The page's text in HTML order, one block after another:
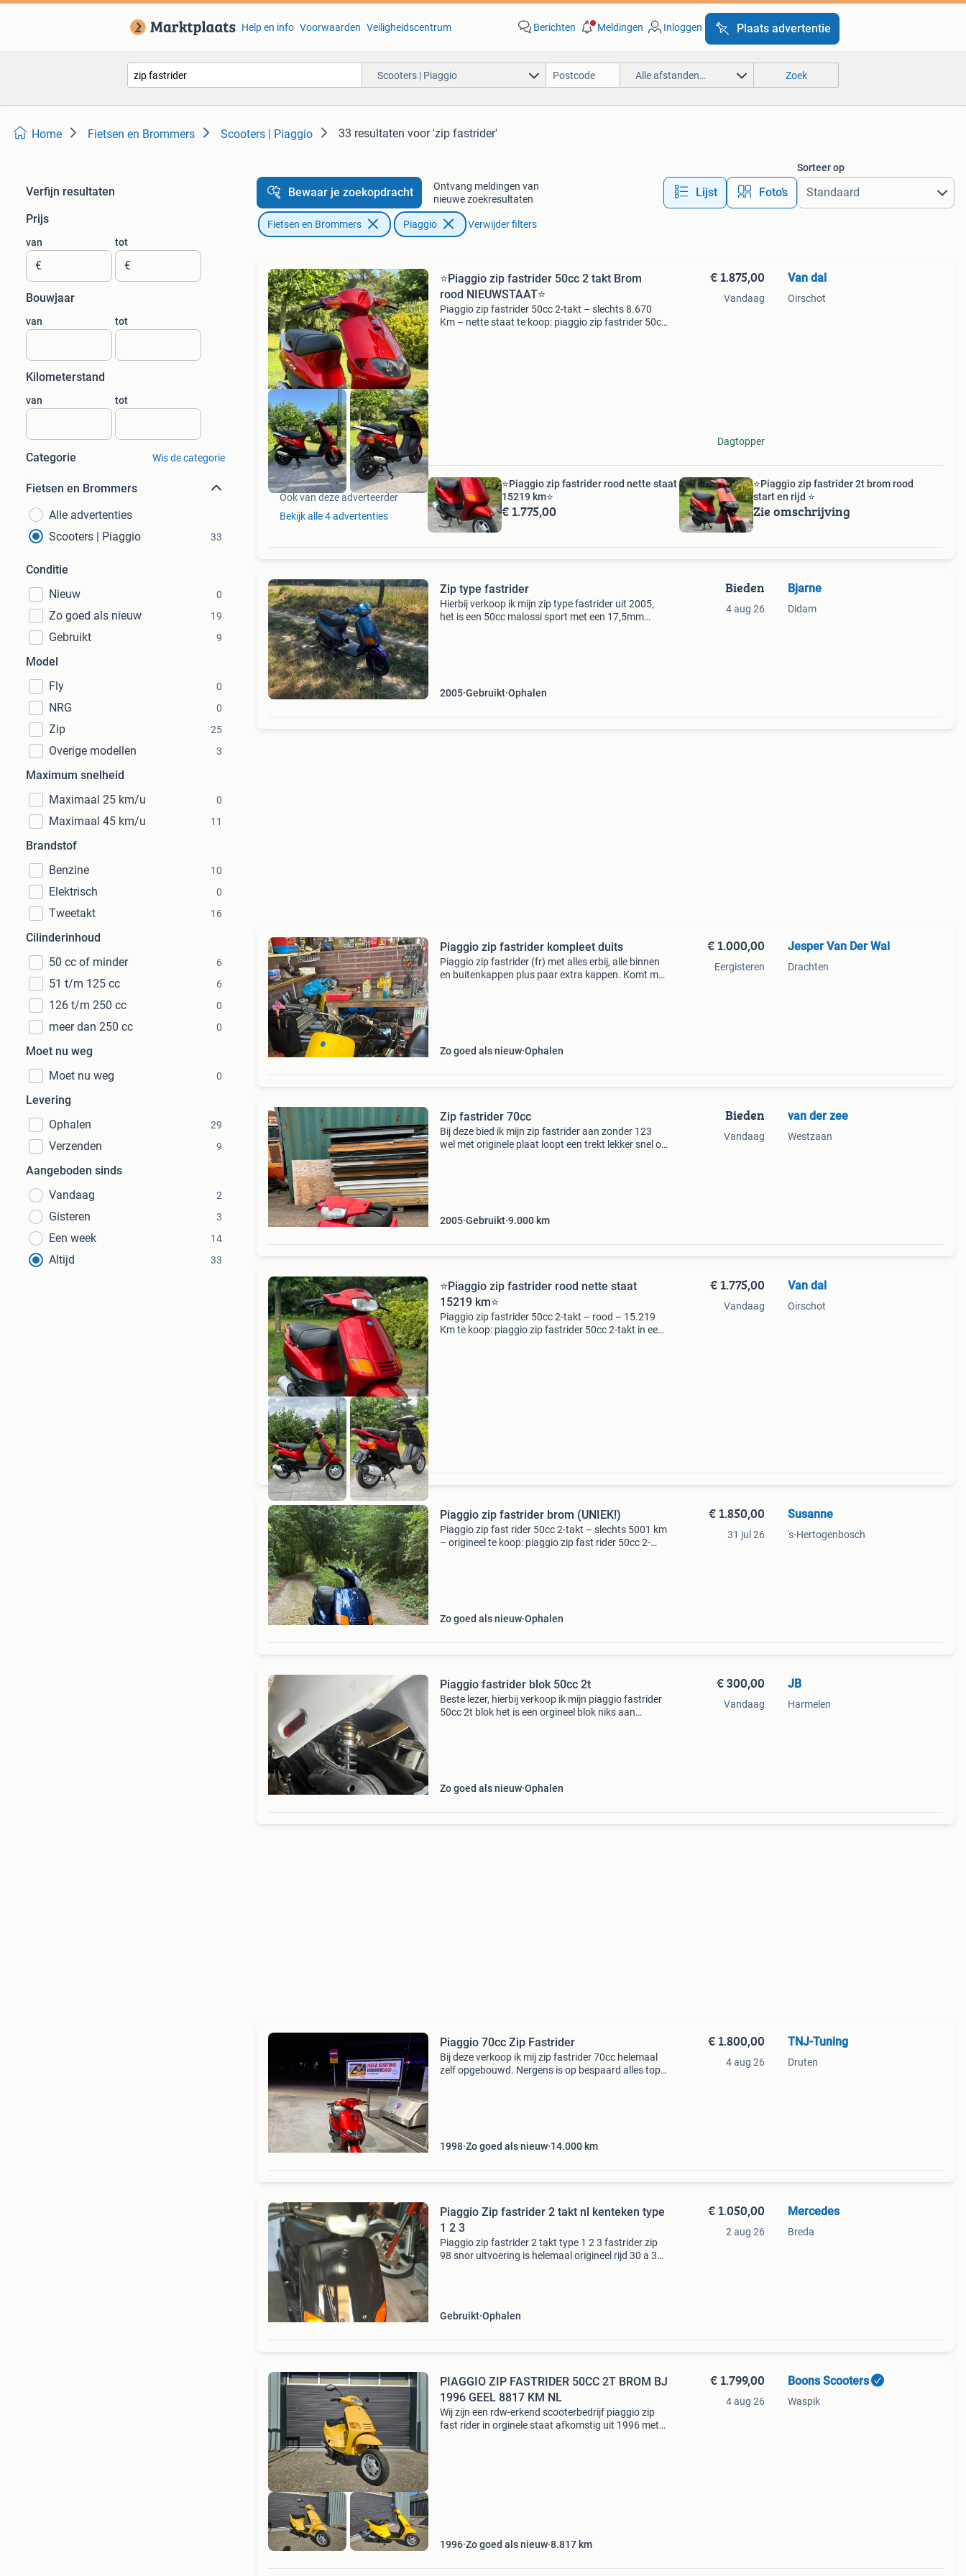
Help en info Voorwaarden Veiligheidscentrum Berichten Meldingen Inloggen Plaats advertentie
Scooters | Piaggio Alle afstanden… Zoek
Home Fietsen en Brommers Scooters | Piaggio 33 resultaten voor 'zip fastrider'
Verfijn resultaten
Prijs
van
€
tot
€
Bouwjaar
van tot
Kilometerstand
van tot
Categorie Wis de categorie
Fietsen en Brommers
Alle advertenties
Scooters | Piaggio
33
Conditie
Nieuw
0
Zo goed als nieuw 19
Gebruikt 9
Model
Fly
0
NRG 0
Zip 25
Overige modellen 3
Maximum snelheid
Maximaal 25 km/u
0
Maximaal 45 km/u 11
Brandstof
Benzine
10
Elektrisch 0
Tweetakt 16
Cilinderinhoud
50 cc of minder
6
51 t/m 125 cc 6
126 t/m 250 cc 0
meer dan 250 cc 0
Moet nu weg
Moet nu weg
0
Levering
Ophalen
29
Verzenden 9
Aangeboden sinds
Vandaag
2
Gisteren 3
Een week 14
Altijd 33
Bewaar je zoekopdracht
Ontvang meldingen van
nieuwe zoekresultaten
Lijst Foto’s
Sorteer op
Fietsen en Brommers Piaggio Verwijder filters
⭐️Piaggio zip fastrider 50cc 2 takt Brom
rood NIEUWSTAAT⭐️
Piaggio zip fastrider 50cc 2-takt – slechts 8.670
Km – nette staat te koop: piaggio zip fastrider 50cc
€ 1.875,00
Vandaag
Dagtopper
Van dal
Oirschot
Ook van deze adverteerder
Bekijk alle 4 advertenties
⭐️Piaggio zip fastrider rood nette staat
15219 km⭐️
€ 1.775,00
⭐️Piaggio zip fastrider 2t brom rood
start en rijd ⭐️
Zie omschrijving
Zip type fastrider
Hierbij verkoop ik mijn zip type fastrider uit 2005,
het is een 50cc malossi sport met een 17,5mm
2005 Gebruikt Ophalen
Bieden
4 aug 26
Bjarne
Didam
Piaggio zip fastrider kompleet duits
Piaggio zip fastrider (fr) met alles erbij, alle binnen
en buitenkappen plus paar extra kappen. Komt met
Zo goed als nieuw Ophalen
€ 1.000,00
Eergisteren
Jesper Van Der Wal
Drachten
Zip fastrider 70cc
Bij deze bied ik mijn zip fastrider aan zonder 123
wel met originele plaat loopt een trekt lekker snel op
2005 Gebruikt 9.000 km
Bieden
Vandaag
van der zee
Westzaan
⭐️Piaggio zip fastrider rood nette staat
15219 km⭐️
Piaggio zip fastrider 50cc 2-takt – rood – 15.219
Km te koop: piaggio zip fastrider 50cc 2-takt in een
€ 1.775,00
Vandaag
Van dal
Oirschot
Piaggio zip fastrider brom (UNIEK!)
Piaggio zip fast rider 50cc 2-takt – slechts 5001 km
– origineel te koop: piaggio zip fast rider 50cc 2-
Zo goed als nieuw Ophalen
€ 1.850,00
31 jul 26
Susanne
's-Hertogenbosch
Piaggio fastrider blok 50cc 2t
Beste lezer, hierbij verkoop ik mijn piaggio fastrider
50cc 2t blok het is een orgineel blok niks aan
Zo goed als nieuw Ophalen
€ 300,00
Vandaag
JB
Harmelen
Piaggio 70cc Zip Fastrider
Bij deze verkoop ik mij zip fastrider 70cc helemaal
zelf opgebouwd. Nergens is op bespaard alles top
1998 Zo goed als nieuw 14.000 km
€ 1.800,00
4 aug 26
TNJ-Tuning
Druten
Piaggio Zip fastrider 2 takt nl kenteken type
1 2 3
Piaggio zip fastrider 2 takt type 1 2 3 fastrider zip
98 snor uitvoering is helemaal origineel rijd 30 a 35
Gebruikt Ophalen
€ 1.050,00
2 aug 26
Mercedes
Breda
PIAGGIO ZIP FASTRIDER 50CC 2T BROM BJ
1996 GEEL 8817 KM NL
Wij zijn een rdw-erkend scooterbedrijf piaggio zip
fast rider in orginele staat afkomstig uit 1996 met
1996 Zo goed als nieuw 8.817 km
€ 1.799,00
4 aug 26
Boons Scooters
Waspik